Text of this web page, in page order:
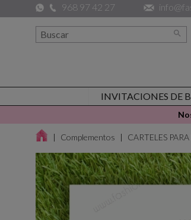
968 97 42 27

INVITACIONES DE
Complementos CARTELES